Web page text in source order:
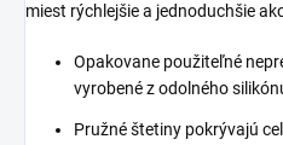
miest rýchlejšie a jednoduchšie
Opakovane použiteľné
vyrobené z odolného
Pružné štetiny pokrývajú